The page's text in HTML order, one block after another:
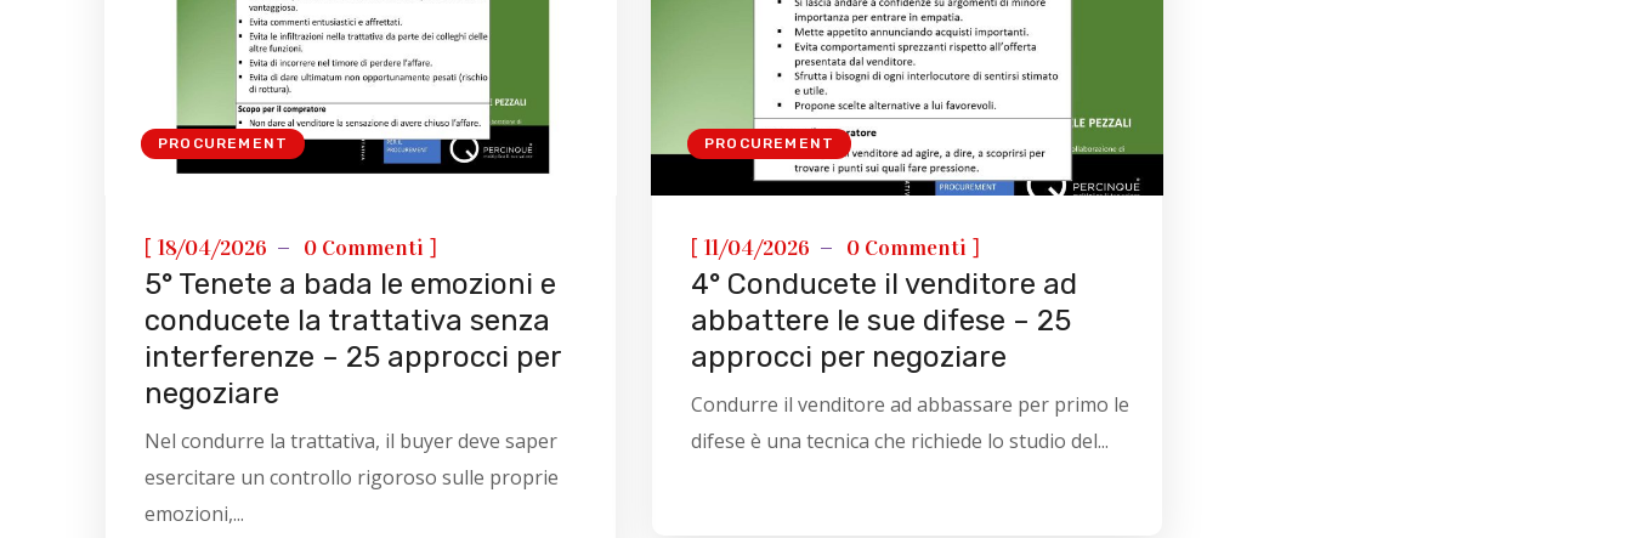
PROCUREMENT
[ 18/04/2026 0 Commenti ]
5° Tenete a bada le emozioni e
conducete la trattativa senza
interferenze – 25 approcci per
negoziare
Nel condurre la trattativa, il buyer deve saper
esercitare un controllo rigoroso sulle proprie
emozioni,...
PROCUREMENT
[ 11/04/2026 0 Commenti ]
4° Conducete il venditore ad
abbattere le sue difese – 25
approcci per negoziare
Condurre il venditore ad abbassare per primo le
difese è una tecnica che richiede lo studio del...